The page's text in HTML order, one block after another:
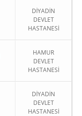
DİYADİN
DEVLET
HASTANESİ
HAMUR
DEVLET
HASTANESİ
DİYADİN
DEVLET
HASTANESİ